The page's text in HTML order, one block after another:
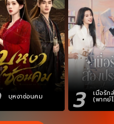
บุหงาซ่อนคม 3 เมื่อรัก
(พากย์